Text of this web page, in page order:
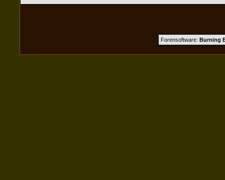
Forensoftware: Burning